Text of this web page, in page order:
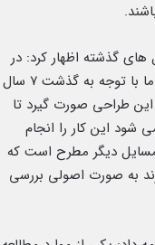
گذشته اظهار کرد: در
آخرین بار سال ۹۳ این طراحی صورت گرفته است که ما این طراحی ها را مطالعه کردیم اما با توجه به گذشت ۷ سال
طراحی صورت گیرد تا
شود این کار را انجام
مسایل دیگر مطرح است که
به صورت اصولی بررسی